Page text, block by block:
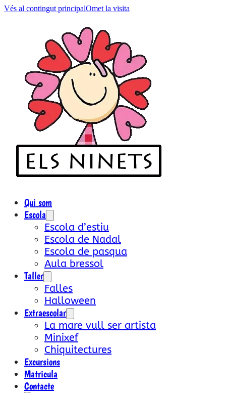
Vés al contingut principalOmet la visita
Qui som
Escola
Escola d’estiu
Escola de Nadal
Escola de pasqua
Aula bressol
Taller
Falles
Halloween
Extraescolar
La mare vull ser artista
Minixef
Chiquitectures
Excursions
Matricula
Contacte